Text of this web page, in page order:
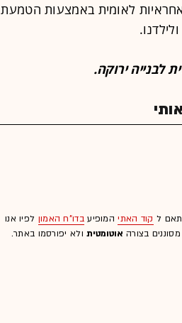
אחראיות לאומית באמצעות הטמעת
לבנייה ירוקה.
ל קוד האתיהמופיעבדו"ח האמון לפיו אנו
בצורה אוטומטיתולא יפורסמו באתר.